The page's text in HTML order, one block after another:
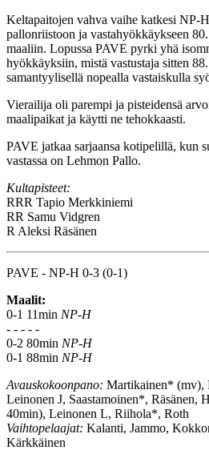
Keltapaitojen vahva vaihe katkesi NP-
pallonriistoon ja vastahyökkäykseen
maaliin. Lopussa PAVE pyrki yhä
hyökkäyksiin, mistä vastustaja sitten
samantyylisellä nopealla vastaiskulla
Vierailija oli parempi ja pisteidensä
maalipaikat ja käytti ne tehokkaasti.
PAVE jatkaa sarjaansa kotipelillä, kun
vastassa on Lehmon Pallo.
Kultapisteet:
RRR Tapio Merkkiniemi
RR Samu Vidgren
R Aleksi Räsänen
PAVE - NP-H 0-3 (0-1)
Maalit:
0-1 11min NP-H
- - - - -
0-2 80min NP-H
0-1 88min NP-H
Avauskokoonpano: Martikainen* (mv),
Leinonen J, Saastamoinen*, Räsänen,
40min), Leinonen L, Riihola*, Roth
Vaihtopelaajat: Kalanti, Jammo,
Kärkkäinen